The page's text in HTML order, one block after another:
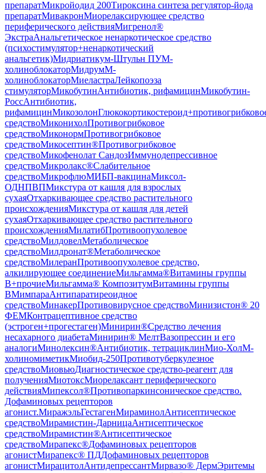
препаратМикройодид 200Тироксина синтеза регулятор-йода
препаратМивакронМиорелаксирующее средство
периферического действияМигренол®
ЭкстраАнальгетическое ненаркотическое средство
(психостимулятор+ненаркотический
анальгетик)Мидриатикум-Штульн ПУМ-
холиноблокаторМидрумМ-
холиноблокаторМиеластраЛейкопоэза
стимуляторМикобутинАнтибиотик, рифамицинМикобутин-
РоссАнтибиотик,
рифамицинМикозолон
средствоМиконихолПротивогрибковое
средствоМиконормПротивогрибковое
средствоМикосептин®Противогрибковое
средствоМикофенолат СандозИммунодепрессивное
средствоМикролакс®Слабительное
средствоМикрофлюМИБП-вакцинаМиксол-
ОДНПВПМикстура от кашля для взрослых
сухаяОтхаркивающее средство растительного
происхожденияМикстура от кашля для детей
сухаяОтхаркивающее средство растительного
происхожденияМилатибПротивоопухолевое
средствоМилдовелМетаболическое
средствоМилдронат®Метаболическое
средствоМилеранПротивоопухолевое средство,
алкилирующее соединениеМильгамма®Витамины группы
B+прочиеМильгамма® КомпозитумВитамины группы
BМимпараАнтипаратиреоидное
средствоМинакерПротивовирусное средствоМинизистон® 20
ФЕМКонтрацептивное средство
(эстроген+прогестаген)Минирин®Средство лечения
несахарного диабетаМинирин® МелтВазопрессин и его
аналогиМинолексин®Антибиотик, тетрациклинМио-ХолМ-
холиномиметикМиобид-250Противотуберкулезное
средствоМиовьюДиагностическое средство-реагент для
полученияМиотоксМиорелаксант периферического
действияМипексол®Противопаркинсоническое средство.
Дофаминовых рецепторов
агонист.МиражэльГестагенМираминолАнтисептическое
средствоМирамистин-ДарницаАнтисептическое
средствоМирамистин®Антисептическое
средствоМирапекс®Дофаминовых рецепторов
агонистМирапекс® ПДДофаминовых рецепторов
агонистМирацитолАнтидепрессантМирвазо® ДермЭритемы